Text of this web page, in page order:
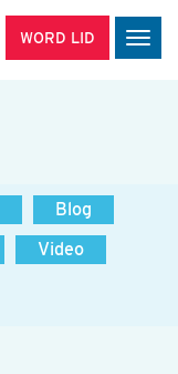
WORD LID
Blog
Video